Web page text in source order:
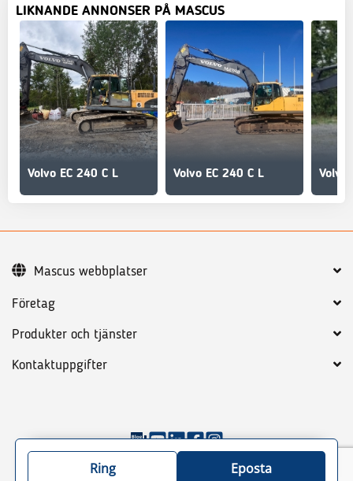
LIKNANDE ANNONSER PÅ MASCUS
Volvo EC 240 C L Volvo EC 240 C L Volvo
Företag
Produkter och tjänster
Kontaktuppgifter
Mascus
Integritetspolicy
Mascus webbplatser
Ring Eposta